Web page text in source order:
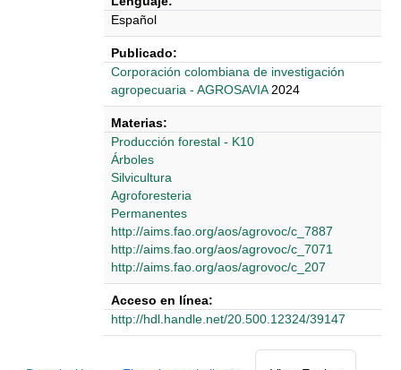
Español
Publicado:
Corporación colombiana de investigación
agropecuaria - AGROSAVIA 2024
Materias:
Producción forestal - K10
Árboles
Silvicultura
Agroforesteria
Permanentes
http://aims.fao.org/aos/agrovoc/c_7887
http://aims.fao.org/aos/agrovoc/c_7071
http://aims.fao.org/aos/agrovoc/c_207
Acceso en línea:
http://hdl.handle.net/20.500.12324/39147